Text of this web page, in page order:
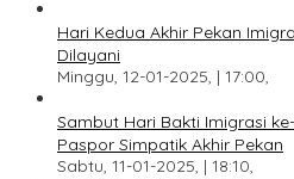
Hari Kedua Akhir Pekan
Dilayani
Minggu, 12-01-2025, | 17:00,
Sambut Hari Bakti Imigrasi
Paspor Simpatik Akhir Pekan
Sabtu, 11-01-2025, | 18:10,